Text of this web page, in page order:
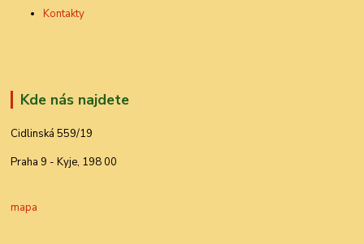
Kontakty
Kde nás najdete
Cidlinská 559/19
Praha 9 - Kyje, 198 00
mapa